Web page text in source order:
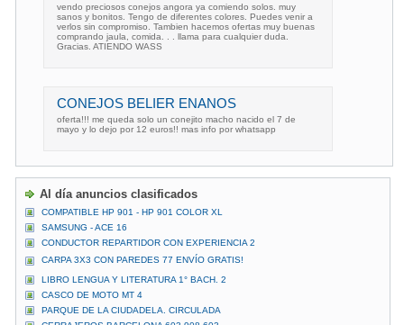
vendo preciosos conejos angora ya comiendo solos. muy
sanos y bonitos. Tengo de diferentes colores. Puedes venir a
verlos sin compromiso. Tambien hacemos ofertas muy buenas
comprando jaula, comida. . . llama para cualquier duda.
Gracias. ATIENDO WASS
CONEJOS BELIER ENANOS
oferta!!! me queda solo un conejito macho nacido el 7 de
mayo y lo dejo por 12 euros!! mas info por whatsapp
Al día anuncios clasificados
COMPATIBLE HP 901 - HP 901 COLOR XL
SAMSUNG - ACE 16
CONDUCTOR REPARTIDOR CON EXPERIENCIA 2
CARPA 3X3 CON PAREDES 77 ENVÍO GRATIS!
LIBRO LENGUA Y LITERATURA 1° BACH. 2
CASCO DE MOTO MT 4
PARQUE DE LA CIUDADELA. CIRCULADA